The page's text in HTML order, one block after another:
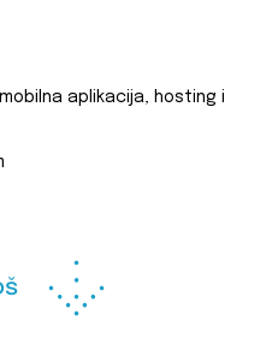
aplikacija, hosting i